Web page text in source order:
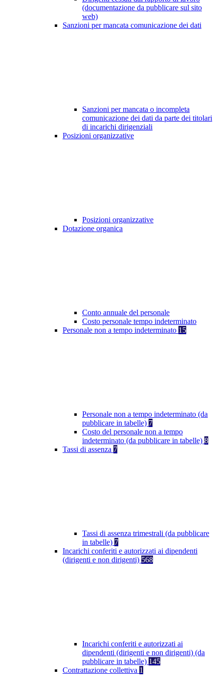
(documentazione da pubblicare sul sito
web)
Sanzioni per mancata comunicazione dei dati
Sanzioni per mancata o incompleta
comunicazione dei dati da parte dei titolari
di incarichi dirigenziali
Posizioni organizzative
Posizioni organizzative
Dotazione organica
Conto annuale del personale
Costo personale tempo indeterminato
Personale non a tempo indeterminato 15
Personale non a tempo indeterminato (da
pubblicare in tabelle) 7
Costo del personale non a tempo
indeterminato (da pubblicare in tabelle) 8
Tassi di assenza 7
Tassi di assenza trimestrali (da pubblicare
in tabelle) 7
Incarichi conferiti e autorizzati ai dipendenti
(dirigenti e non dirigenti) 568
Incarichi conferiti e autorizzati ai
dipendenti (dirigenti e non dirigenti) (da
pubblicare in tabelle) 145
Contrattazione collettiva 1